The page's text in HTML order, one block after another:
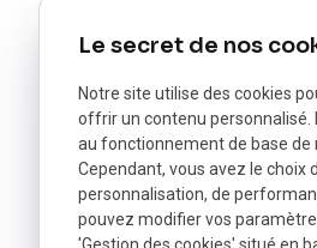
démangeaisons
Cette situation
à rechercher une
professionnelle
sommeil paisible.
NEUTRALISE est
éradiquer ces
confort de son
Le secret de nos
Notre site utilise des cookies
offrir un contenu personnalisé.
au fonctionnement de base de
Cependant, vous avez le choix
personnalisation, de
pouvez modifier vos